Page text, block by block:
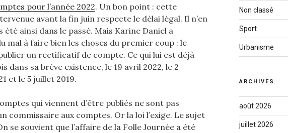
pour l’année 2022. Un bon point : cette
avant la fin juin respecte le délai légal. Il n’en
été ainsi dans le passé. Mais Karine Daniel a
mal à faire bien les choses du premier coup : le
un rectificatif de compte. Ce qui lui est déjà
dans sa brève existence, le 19 avril 2022, le 2
et le 5 juillet 2019.
qui viennent d’être publiés ne sont pas
commissaire aux comptes. Or la loi l’exige. Le sujet
se souvient que l’affaire de la Folle Journée a été
Non classé
Sport
Urbanisme
ARCHIVES
août 2026
juillet 2026